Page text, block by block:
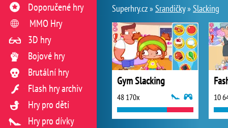
Superhry.cz »Srandičky»Slacking
Gym Slacking
48 170x 10
Doporučené hry
MMO Hry
3D hry
Bojové hry
Brutální hry
Flash hry archiv
Hry pro děti
Hry pro dívky